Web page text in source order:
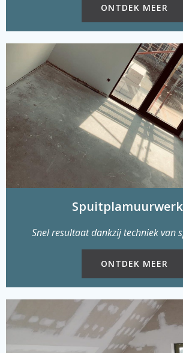
ONTDEK MEER
Snel resultaat dankzij techniek van
ONTDEK MEER